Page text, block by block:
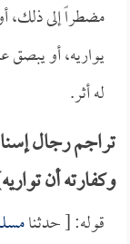
مضطراً إلى ذلك،
يواريه، أو يبصق
له أثر.
تراجم رجال
وكفارته أن
قوله: [ حدثنا